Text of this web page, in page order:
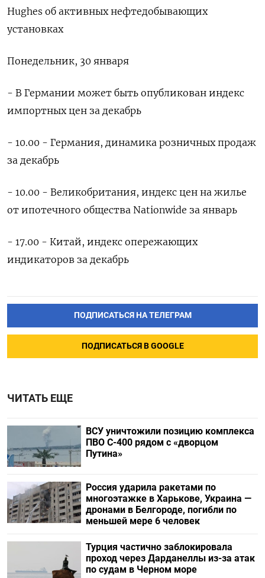
Hughes об активных нефтедобывающих
установках
Понедельник, 30 января
- В Германии может быть опубликован индекс
импортных цен за декабрь
- 10.00 - Германия, динамика розничных продаж
за декабрь
- 10.00 - Великобритания, индекс цен на жилье
от ипотечного общества Nationwide за январь
- 17.00 - Китай, индекс опережающих
индикаторов за декабрь
ПОДПИСАТЬСЯ НА ТЕЛЕГРАМ
ПОДПИСАТЬСЯ В GOOGLE
ЧИТАТЬ ЕЩЕ
ВСУ уничтожили позицию комплекса
ПВО С-400 рядом с «дворцом
Путина»
Россия ударила ракетами по
многоэтажке в Харькове, Украина —
дронами в Белгороде, погибли по
меньшей мере 6 человек
Турция частично заблокировала
проход через Дарданеллы из-за атак
по судам в Черном море